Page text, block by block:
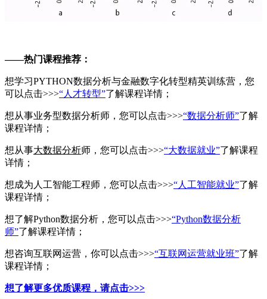
——热门课程推荐：
想学习PYTHON数据分析与金融数字化转型精英训练营，您
可以点击>>>“人才转型”了解课程详情；
想从事业务型数据分析师，您可以点击>>>“数据分析师”了解
课程详情；
想从事大数据分析师，您可以点击>>>“大数据就业”了解课程
详情；
想成为人工智能工程师，您可以点击>>>“人工智能就业”了解
课程详情；
想了解Python数据分析，您可以点击>>>“Python数据分析
师”了解课程详情；
想咨询互联网运营，你可以点击>>>“互联网运营就业班”了解
课程详情；
想了解更多优质课程，请点击>>>